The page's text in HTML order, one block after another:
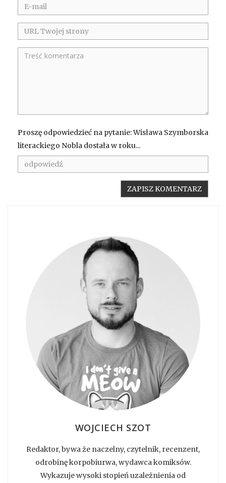
Proszę odpowiedzieć na pytanie: Wisława Szymborska
literackiego Nobla dostała w roku...
WOJCIECH SZOT
Redaktor, bywa że naczelny, czytelnik, recenzent,
odrobinę korpobiurwa, wydawca komiksów.
Wykazuje wysoki stopień uzależnienia od